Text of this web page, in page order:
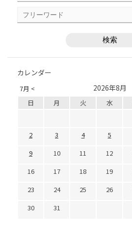
カレンダー
7月 < 2026年8月
日 月 火 水
2
3 4 5
9
10 11 12
16
17 18 19
23
24 25 26
30
31